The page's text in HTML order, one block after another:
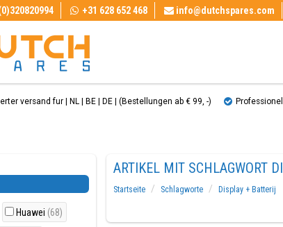
+31 628 652 468 info@dutchspares.com
versand fur | NL | BE | DE | (Bestellungen ab € 99, ​​-)
Huawei (68)
ARTIKEL MIT SCHLAGWORT
Startseite Schlagworte
Display + Batterij